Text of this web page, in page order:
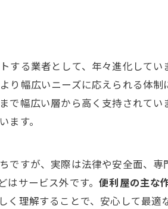
る業者として、年々進化して
幅広いニーズに応えられる体
幅広い層から高く支持されて
す。
すが、実際は法律や安全面、
はサービス外です。便利屋の主な
く理解することで、安心して最適